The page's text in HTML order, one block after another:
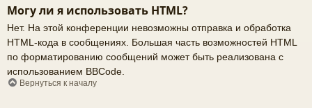
Могу ли я использовать HTML?
Нет. На этой конференции невозможны отправка и обработка
HTML-кода в сообщениях. Большая часть возможностей HTML
по форматированию сообщений может быть реализована с
использованием BBCode.
Вернуться к началу